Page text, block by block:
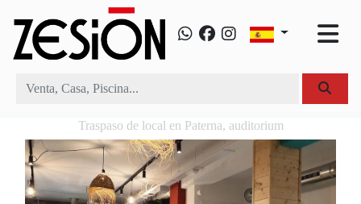
Traspaso de local en Paterna, auditorium